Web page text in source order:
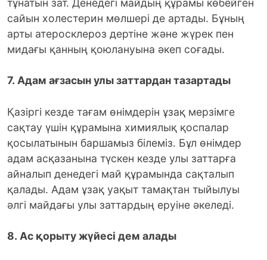
тұнатын зат. Денедегі майдың құрамы көбейген
сайын холестерин мөлшері де артады. Бұның
арты атеросклероз дертіне және жүрек пен
мидағы қанның қоюлануына әкеп соғады.
7. Адам ағзасын улы заттардан тазартады
Қазіргі кезде тағам өнімдерін ұзақ мерзімге
сақтау үшін құрамына химиялық қоспалар
қосылатынын баршамыз білеміз. Бұл өнімдер
адам асқазанына түскен кезде улы заттарға
айналып денедегі май құрамында сақталып
қалады. Адам ұзақ уақыт тамақтан тыйылуы
әлгі майдағы улы заттардың еруіне әкеледі.
8. Ас қорыту жүйесі дем алады